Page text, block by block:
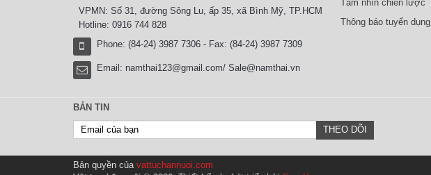
VPMN: Số 31, đường Sông Lu, ấp 35, xã Bình Mỹ, TP.HCM
Hotline: 0916 744 828
Phone: (84-24) 3987 7306 - Fax: (84-24) 3987 7309
Email: namthai123@gmail.com/ Sale@namthai.vn
Tầm nhìn chiến lược
Thông báo tuyển dụng
BẢN TIN
Bản quyền của vattuchannuoi.com